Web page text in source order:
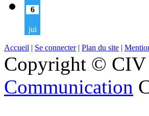
6
jui
Accueil | Se connecter| Plan du site |
Copyright © CIV
Communication